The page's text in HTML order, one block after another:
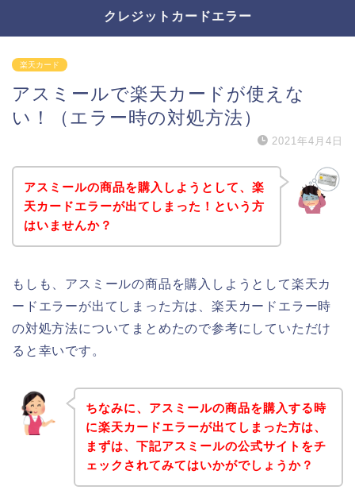
クレジットカードエラー
楽天カード
アスミールで楽天カードが使えな
い！（エラー時の対処方法）
2021年4月4日
アスミールの商品を購入しようとして、楽
天カードエラーが出てしまった！という方
はいませんか？
もしも、アスミールの商品を購入しようとして楽天カ
ードエラーが出てしまった方は、楽天カードエラー時
の対処方法についてまとめたので参考にしていただけ
ると幸いです。
ちなみに、アスミールの商品を購入する時
に楽天カードエラーが出てしまった方は、
まずは、下記アスミールの公式サイトをチ
ェックされてみてはいかがでしょうか？